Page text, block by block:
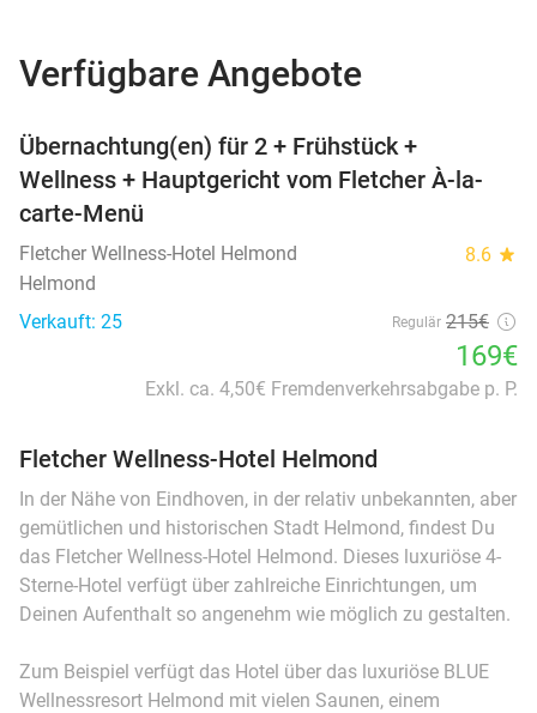
Verfügbare Angebote
Übernachtung(en) für 2 + Frühstück +
Wellness + Hauptgericht vom Fletcher À-la-
carte-Menü
Fletcher Wellness-Hotel Helmond 8.6 star
Helmond
Verkauft: 25
Regulär 215€
169€
Exkl. ca. 4,50€ Fremdenverkehrsabgabe p. P.
Fletcher Wellness-Hotel Helmond
In der Nähe von Eindhoven, in der relativ unbekannten, aber
gemütlichen und historischen Stadt Helmond, findest Du
das Fletcher Wellness-Hotel Helmond. Dieses luxuriöse 4-
Sterne-Hotel verfügt über zahlreiche Einrichtungen, um
Deinen Aufenthalt so angenehm wie möglich zu gestalten.
Zum Beispiel verfügt das Hotel über das luxuriöse BLUE
Wellnessresort Helmond mit vielen Saunen, einem